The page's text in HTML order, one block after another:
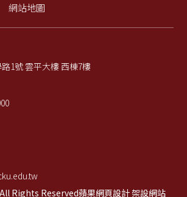
網站地圖
1號 雲平大樓 西棟7樓
Rights Reserved蘋果網頁設計架設網站